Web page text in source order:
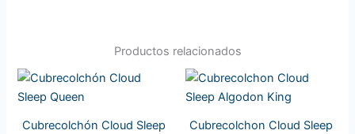
Productos relacionados
Cubrecolchón Cloud Sleep
Cubrecolchon Cloud Sleep